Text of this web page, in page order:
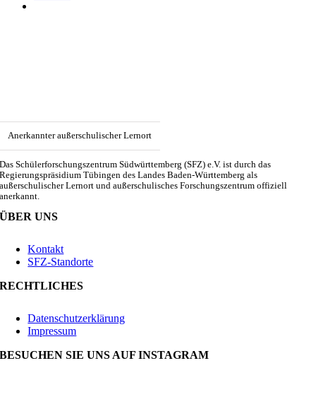
Anerkannter außerschulischer Lernort
Das Schülerforschungszentrum Südwürttemberg (SFZ) e.V. ist durch das
Regierungspräsidium Tübingen des Landes Baden-Württemberg als
außerschulischer Lernort und außerschulisches Forschungszentrum offiziell
anerkannt.
ÜBER UNS
Kontakt
SFZ-Standorte
RECHTLICHES
Datenschutzerklärung
Impressum
BESUCHEN SIE UNS AUF INSTAGRAM